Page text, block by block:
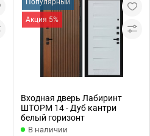
Акция 5%
Входная дверь Лабиринт
ШТОРМ 14 - Дуб кантри
белый горизонт
В наличии